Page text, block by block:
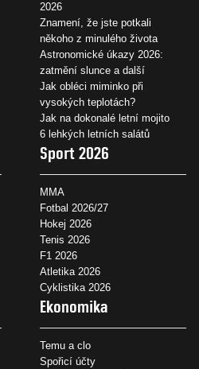
2026
Znamení, že jste potkali
někoho z minulého života
Astronomické úkazy 2026:
zatmění slunce a další
Jak obléci miminko při
vysokých teplotách?
Jak na dokonalé letní mojito
6 lehkých letních salátů
Sport 2026
MMA
Fotbal 2026/27
Hokej 2026
Tenis 2026
F1 2026
Atletika 2026
Cyklistika 2026
Ekonomika
Temu a clo
Spořicí účty